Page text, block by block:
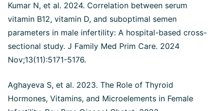
Kumar N, et al. 2024. Correlation between serum
vitamin B12, vitamin D, and suboptimal semen
parameters in male infertility: A hospital-based cross-
sectional study. J Family Med Prim Care. 2024
Nov;13(11):5171-5176.
Aghayeva S, et al. 2023. The Role of Thyroid
Hormones, Vitamins, and Microelements in Female